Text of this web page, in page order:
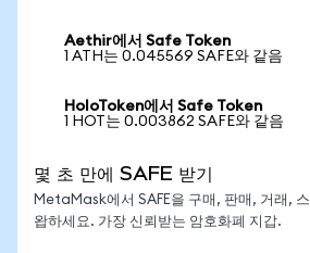
Aethir에서 Safe Token
1 ATH는 0.045569 SAFE와 같음
HoloToken에서 Safe Token
1 HOT는 0.003862 SAFE와 같음
몇 초 만에 SAFE 받기
MetaMask에서 SAFE을 구매, 판매, 거래, 스
왑하세요. 가장 신뢰받는 암호화폐 지갑.